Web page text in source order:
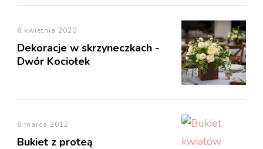
6 kwietnia 2020
Dekoracje w skrzyneczkach -
Dwór Kociołek
6 marca 2012
Bukiet z proteą